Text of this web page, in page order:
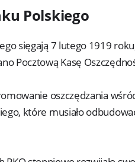
Polskiego
sięgają 7 lutego 1919
Pocztową Kasę
oszczędzania
które musiało